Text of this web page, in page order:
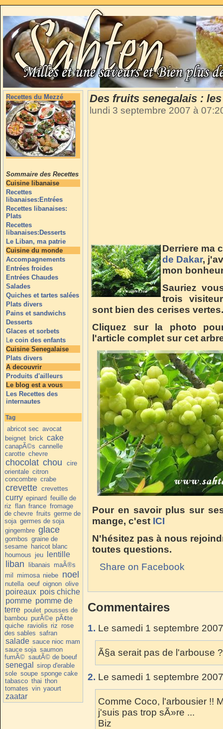
Recettes du Mezzé
Sommaire des Recettes
Cuisine libanaise
Recettes
libanaises:Entrées
Recettes libanaises:
Plats
Recettes
libanaises:Desserts
Le Liban, ma patrie
Cuisine du monde
Accompagnements
Entrées froides
Entrées Chaudes
Salades
Quiches et tartes salées
Plats divers
Pains et sandwichs
Desserts
Glaces et sorbets
Le coin des enfants
Cuisine Senegalaise
Plats divers
A decouvrir
Produits d'ailleurs
Le blog est a vous
Les Recettes des
internautes
Tag
abricot sec avocat
beignet brick cake
canapÃ©s cannelle
carotte chevre
chocolat chou
cire
orientale citron
concombre crabe
crevette crevettes
curry epinard feuille de
riz flan france fromage
de chevre fruits germe de
soja germes de soja
gingembre glace
gombos graine de
sesame haricot blanc
houmous jeu lentille
liban libanais maÃ®s
mil mimosa niebe noel
nutella oeuf oignon olive
poireaux pois chiche
pomme pomme de
terre poulet pousses de
bambou purÃ©e pÃ¢te
quiche raviolis riz rose
des sables safran
salade sauce nioc mam
sauce soja saumon
fumÃ© sautÃ© de boeuf
senegal
sirop d'erable
sole soupe sponge cake
tabasco thai thon
tomates vin yaourt
zaatar
Des fruits senegalais :
lundi 3 septembre 2007 à
Derriere ma
de Dakar,
mon
Sauriez
trois
sont bien des cerises vertes.
Cliquez sur la photo
l'article complet sur cet
Pour en savoir plus sur
mange, c'est ICI
N'hésitez pas à nous
toutes questions.
Share on Facebook
Commentaires
1. Le samedi 1 septembre
Ã§a serait pas de l'arbouse
2. Le samedi 1 septembre
Comme Coco, l'arbousier !!
j'suis pas trop sÃ»re ...
Biz